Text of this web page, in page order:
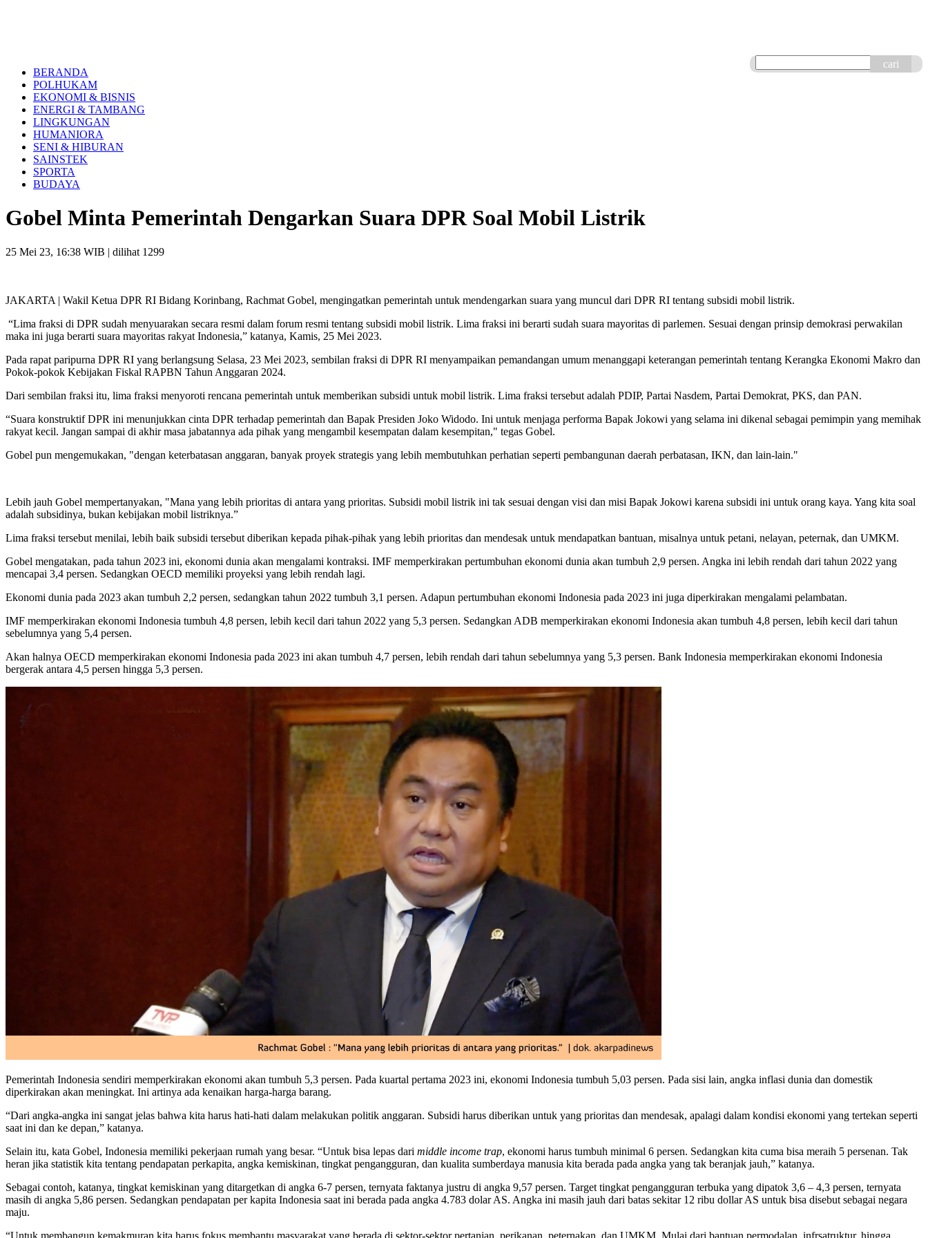
cari
BERANDA
POLHUKAM
EKONOMI & BISNIS
ENERGI & TAMBANG
LINGKUNGAN
HUMANIORA
SENI & HIBURAN
SAINSTEK
SPORTA
BUDAYA
Gobel Minta Pemerintah Dengarkan Suara DPR Soal Mobil Listrik
25 Mei 23, 16:38 WIB | dilihat 1299
JAKARTA | Wakil Ketua DPR RI Bidang Korinbang, Rachmat Gobel, mengingatkan pemerintah untuk mendengarkan suara yang muncul dari DPR RI tentang subsidi mobil listrik.
“Lima fraksi di DPR sudah menyuarakan secara resmi dalam forum resmi tentang subsidi mobil listrik. Lima fraksi ini berarti sudah suara mayoritas di parlemen. Sesuai dengan prinsip demokrasi perwakilan
maka ini juga berarti suara mayoritas rakyat Indonesia,” katanya, Kamis, 25 Mei 2023.
Pada rapat paripurna DPR RI yang berlangsung Selasa, 23 Mei 2023, sembilan fraksi di DPR RI menyampaikan pemandangan umum menanggapi keterangan pemerintah tentang Kerangka Ekonomi Makro dan
Pokok-pokok Kebijakan Fiskal RAPBN Tahun Anggaran 2024.
Dari sembilan fraksi itu, lima fraksi menyoroti rencana pemerintah untuk memberikan subsidi untuk mobil listrik. Lima fraksi tersebut adalah PDIP, Partai Nasdem, Partai Demokrat, PKS, dan PAN.
“Suara konstruktif DPR ini menunjukkan cinta DPR terhadap pemerintah dan Bapak Presiden Joko Widodo. Ini untuk menjaga performa Bapak Jokowi yang selama ini dikenal sebagai pemimpin yang memihak
rakyat kecil. Jangan sampai di akhir masa jabatannya ada pihak yang mengambil kesempatan dalam kesempitan," tegas Gobel.
Gobel pun mengemukakan, "dengan keterbatasan anggaran, banyak proyek strategis yang lebih membutuhkan perhatian seperti pembangunan daerah perbatasan, IKN, dan lain-lain."
Lebih jauh Gobel mempertanyakan, "Mana yang lebih prioritas di antara yang prioritas. Subsidi mobil listrik ini tak sesuai dengan visi dan misi Bapak Jokowi karena subsidi ini untuk orang kaya. Yang kita soal
adalah subsidinya, bukan kebijakan mobil listriknya.”
Lima fraksi tersebut menilai, lebih baik subsidi tersebut diberikan kepada pihak-pihak yang lebih prioritas dan mendesak untuk mendapatkan bantuan, misalnya untuk petani, nelayan, peternak, dan UMKM.
Gobel mengatakan, pada tahun 2023 ini, ekonomi dunia akan mengalami kontraksi. IMF memperkirakan pertumbuhan ekonomi dunia akan tumbuh 2,9 persen. Angka ini lebih rendah dari tahun 2022 yang
mencapai 3,4 persen. Sedangkan OECD memiliki proyeksi yang lebih rendah lagi.
Ekonomi dunia pada 2023 akan tumbuh 2,2 persen, sedangkan tahun 2022 tumbuh 3,1 persen. Adapun pertumbuhan ekonomi Indonesia pada 2023 ini juga diperkirakan mengalami pelambatan.
IMF memperkirakan ekonomi Indonesia tumbuh 4,8 persen, lebih kecil dari tahun 2022 yang 5,3 persen. Sedangkan ADB memperkirakan ekonomi Indonesia akan tumbuh 4,8 persen, lebih kecil dari tahun
sebelumnya yang 5,4 persen.
Akan halnya OECD memperkirakan ekonomi Indonesia pada 2023 ini akan tumbuh 4,7 persen, lebih rendah dari tahun sebelumnya yang 5,3 persen. Bank Indonesia memperkirakan ekonomi Indonesia
bergerak antara 4,5 persen hingga 5,3 persen.
Pemerintah Indonesia sendiri memperkirakan ekonomi akan tumbuh 5,3 persen. Pada kuartal pertama 2023 ini, ekonomi Indonesia tumbuh 5,03 persen. Pada sisi lain, angka inflasi dunia dan domestik
diperkirakan akan meningkat. Ini artinya ada kenaikan harga-harga barang.
“Dari angka-angka ini sangat jelas bahwa kita harus hati-hati dalam melakukan politik anggaran. Subsidi harus diberikan untuk yang prioritas dan mendesak, apalagi dalam kondisi ekonomi yang tertekan seperti
saat ini dan ke depan,” katanya.
Selain itu, kata Gobel, Indonesia memiliki pekerjaan rumah yang besar. “Untuk bisa lepas dari middle income trap, ekonomi harus tumbuh minimal 6 persen. Sedangkan kita cuma bisa meraih 5 persenan. Tak
heran jika statistik kita tentang pendapatan perkapita, angka kemiskinan, tingkat pengangguran, dan kualita sumberdaya manusia kita berada pada angka yang tak beranjak jauh,” katanya.
Sebagai contoh, katanya, tingkat kemiskinan yang ditargetkan di angka 6-7 persen, ternyata faktanya justru di angka 9,57 persen. Target tingkat pengangguran terbuka yang dipatok 3,6 – 4,3 persen, ternyata
masih di angka 5,86 persen. Sedangkan pendapatan per kapita Indonesia saat ini berada pada angka 4.783 dolar AS. Angka ini masih jauh dari batas sekitar 12 ribu dollar AS untuk bisa disebut sebagai negara
maju.
“Untuk membangun kemakmuran kita harus fokus membantu masyarakat yang berada di sektor-sektor pertanian, perikanan, peternakan, dan UMKM. Mulai dari bantuan permodalan, infrsatruktur, hingga